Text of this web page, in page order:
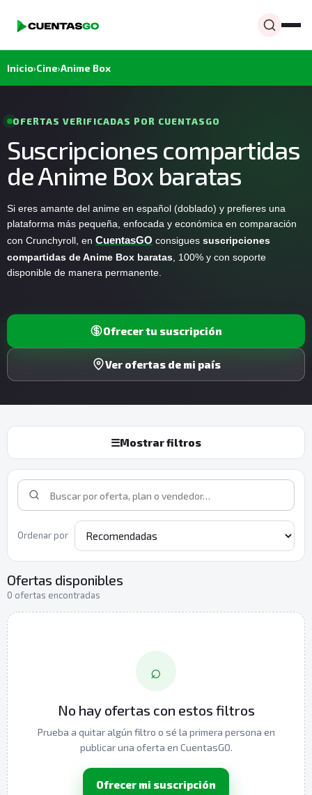
Inicio›Cine›Anime Box
OFERTAS VERIFICADAS POR CUENTASGO
Suscripciones compartidas
de Anime Box baratas
Si eres amante del anime en español (doblado) y prefieres una
plataforma más pequeña, enfocada y económica en comparación
con Crunchyroll, en CuentasGO consigues suscripciones
compartidas de Anime Box baratas , 100% y con soporte
disponible de manera permanente.
Ofrecer tu suscripción
Ver ofertas de mi país
☰Mostrar filtros
Ordenar por
Ofertas disponibles
0 ofertas encontradas
⌕
No hay ofertas con estos filtros
Prueba a quitar algún filtro o sé la primera persona en
publicar una oferta en CuentasGO.
Ofrecer mi suscripción